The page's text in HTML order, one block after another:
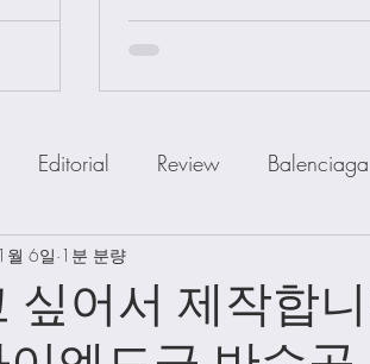
Editorial Review Balenciaga
DIOR FENDI
MiuMiu PRADA SAINT
싶어서 제작합
6일 1분 분량